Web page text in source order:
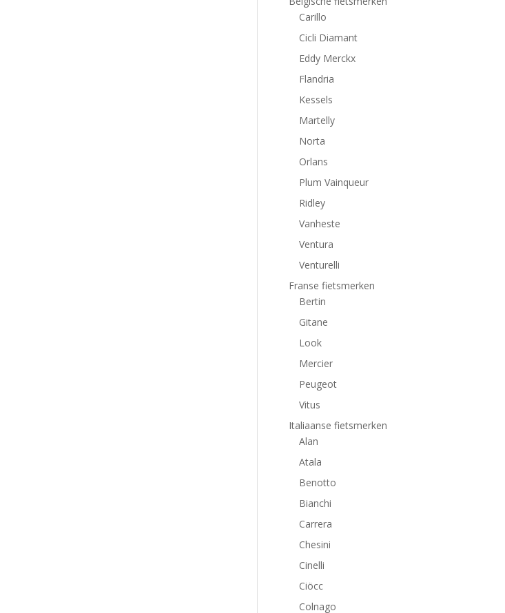
Carillo
Cicli Diamant
Eddy Merckx
Flandria
Kessels
Martelly
Norta
Orlans
Plum Vainqueur
Ridley
Vanheste
Ventura
Venturelli
Franse fietsmerken
Bertin
Gitane
Look
Mercier
Peugeot
Vitus
Italiaanse fietsmerken
Alan
Atala
Benotto
Bianchi
Carrera
Chesini
Cinelli
Ciöcc
Colnago